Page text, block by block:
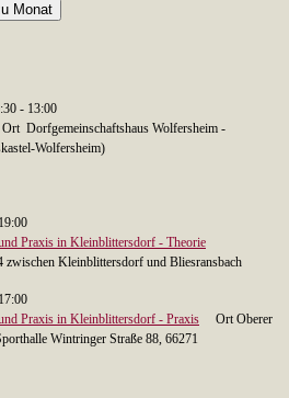
Monat
- 13:00
Dorfgemeinschaftshaus Wolfersheim -
Wolfersheim)
Praxis in Kleinblittersdorf - Theorie
Kleinblittersdorf und Bliesransbach
Praxis in Kleinblittersdorf - Praxis Ort Oberer
Wintringer Straße 88, 66271